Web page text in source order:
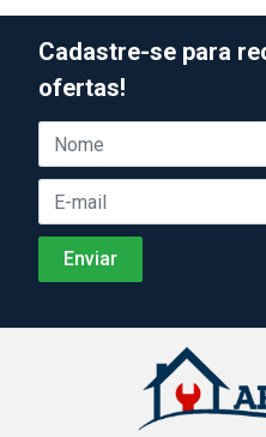
Cadastre-se para
ofertas!